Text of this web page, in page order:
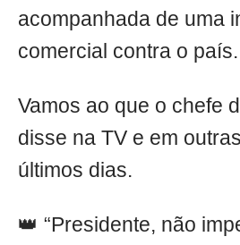
acompanhada de uma
comercial contra o país.
Vamos ao que o chefe
disse na TV e em
últimos dias.
👑 “Presidente, não